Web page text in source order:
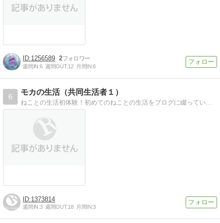
1256589 2
週間IN:6 週間OUT:12 月間IN:6
6
モカの生活（共同生活者１）
ねことの生活初体験！初めてのねことの生活をブログに綴っています。
1373814
週間IN:3 週間OUT:18 月間IN:3